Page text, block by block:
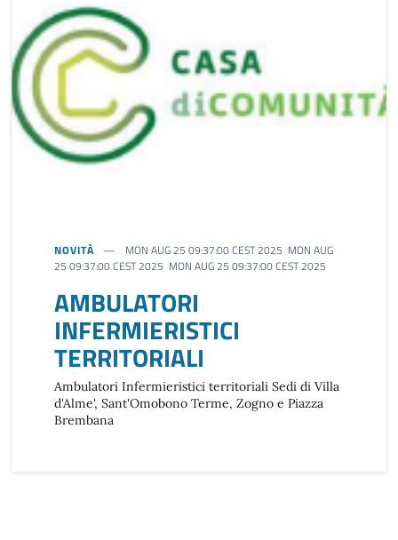
NOVITÀ
MON AUG 25 09:37:00 CEST 2025 MON AUG
25 09:37:00 CEST 2025 MON AUG 25 09:37:00 CEST 2025
AMBULATORI
INFERMIERISTICI
TERRITORIALI
Ambulatori Infermieristici territoriali Sedi di Villa
d'Alme', Sant'Omobono Terme, Zogno e Piazza
Brembana